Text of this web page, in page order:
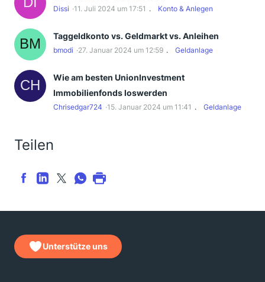
Dissi 11. Juli 2024 um 17:51 Konto & Anlegen
Taggeldkonto vs. Geldmarkt vs. Anleihen
bmodi 27. Januar 2024 um 12:59 Geldanlage
Wie am besten UnionInvestment
Immobilienfonds loswerden
Chrisedgar724 15. Januar 2024 um 11:41 Geldanlage
Teilen
Unterstütze uns